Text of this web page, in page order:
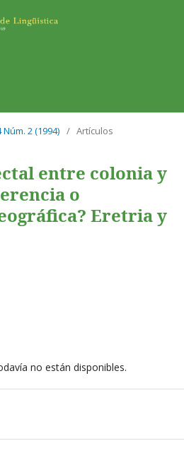
Núm. 2 (1994) / Artículos
entre colonia y
o
Eretria y
no están disponibles.